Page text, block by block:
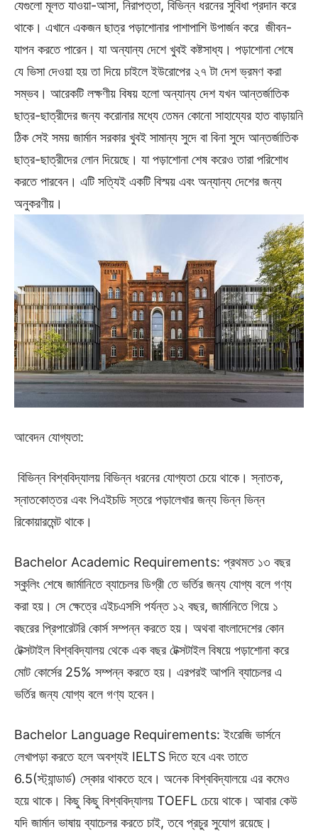
যেগুলো মূলত যাওয়া-আসা, নিরাপত্তা, বিভিন্ন ধরনের সুবিধা প্রদান করে
থাকে। এখানে একজন ছাত্র পড়াশোনার পাশাপাশি উপার্জন করে জীবন-
যাপন করতে পারেন। যা অন্যান্য দেশে খুবই কষ্টসাধ্য। পড়াশোনা শেষে
যে ভিসা দেওয়া হয় তা দিয়ে চাইলে ইউরোপের ২৭ টা দেশ ভ্রমণ করা
সম্ভব। আরেকটি লক্ষণীয় বিষয় হলো অন্যান্য দেশ যখন আন্তর্জাতিক
ছাত্র-ছাত্রীদের জন্য করোনার মধ্যে তেমন কোনো সাহায্যের হাত বাড়ায়নি
ঠিক সেই সময় জার্মান সরকার খুবই সামান্য সুদে বা বিনা সুদে আন্তর্জাতিক
ছাত্র-ছাত্রীদের লোন দিয়েছে। যা পড়াশোনা শেষ করেও তারা পরিশোধ
করতে পারবেন। এটি সত্যিই একটি বিস্ময় এবং অন্যান্য দেশের জন্য
অনুকরণীয়।
আবেদন যোগ্যতা:
বিভিন্ন বিশ্ববিদ্যালয় বিভিন্ন ধরনের যোগ্যতা চেয়ে থাকে। স্নাতক,
স্নাতকোত্তর এবং পিএইচডি স্তরে পড়ালেখার জন্য ভিন্ন ভিন্ন
রিকোয়ারমেন্ট থাকে।
Bachelor Academic Requirements: প্রথমত ১৩ বছর
স্কুলিং শেষে জার্মানিতে ব্যাচেলর ডিগ্রী তে ভর্তির জন্য যোগ্য বলে গণ্য
করা হয়। সে ক্ষেত্রে এইচএসসি পর্যন্ত ১২ বছর, জার্মানিতে গিয়ে ১
বছরের প্রিপারেটরি কোর্স সম্পন্ন করতে হয়। অথবা বাংলাদেশের কোন
টেক্সটাইল বিশ্ববিদ্যালয় থেকে এক বছর টেক্সটাইল বিষয়ে পড়াশোনা করে
মোট কোর্সের 25% সম্পন্ন করতে হয়। এরপরই আপনি ব্যাচেলর এ
ভর্তির জন্য যোগ্য বলে গণ্য হবেন।
Bachelor Language Requirements: ইংরেজি ভার্সনে
লেখাপড়া করতে হলে অবশ্যই IELTS দিতে হবে এবং তাতে
6.5(স্ট্যান্ডার্ড) স্কোর থাকতে হবে। অনেক বিশ্ববিদ্যালয়ে এর কমেও
হয়ে থাকে। কিছু কিছু বিশ্ববিদ্যালয় TOEFL চেয়ে থাকে। আবার কেউ
যদি জার্মান ভাষায় ব্যাচেলর করতে চাই, তবে প্রচুর সুযোগ রয়েছে।